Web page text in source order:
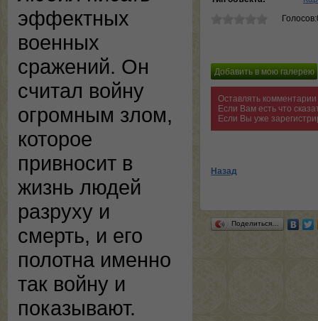
эффектных
военных
сражений. Он
считал войну
огромным злом,
которое
привносит в
жизнь людей
разруху и
смерть, и его
полотна именно
так войну и
показывают.
Оставлять
Если Вам есть что
Если Вы уже
Назад
Поделиться…